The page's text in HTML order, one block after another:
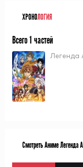
ХРОНОЛОГИЯ
Всего 1 частей
Легенда
Смотреть Аниме